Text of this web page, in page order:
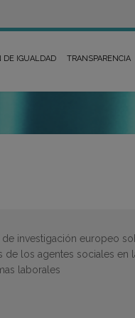
DE IGUALDAD TRANSPARENCIA
de investigación europeo
de los agentes sociales en
laborales